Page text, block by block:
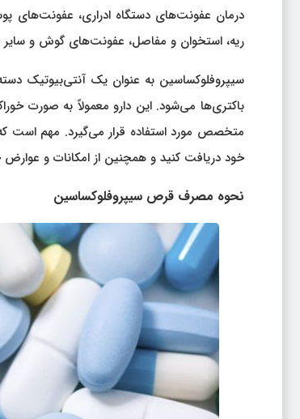
درمان عفونت‌های دستگاه ادراری، عفونت‌های
ریه، استخوان و مفاصل، عفونت‌های گوش و سایر
باکتری‌ها می‌شود. این دارو معمولاً به صورت
متخصص مورد استفاده قرار می‌گیرد. مهم است
خود دریافت کنید و همچنین از امکانات و
نحوه مصرف قرص سیپروفلوکساسین